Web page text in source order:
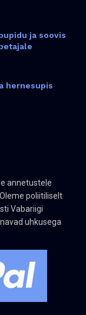
ja soovis
hernesupis
annetustele
poliitiliselt
Vabariigi
uhkusega